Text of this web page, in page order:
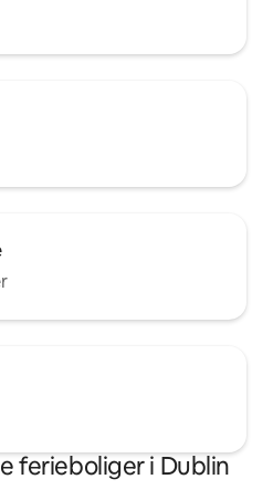
ferieboliger i Dublin